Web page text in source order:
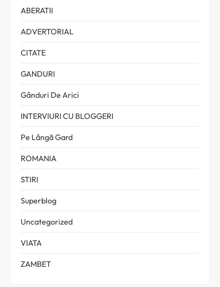
ABERATII
ADVERTORIAL
CITATE
GANDURI
Gânduri De Arici
INTERVIURI CU BLOGGERI
Pe Lângă Gard
ROMANIA
STIRI
Superblog
Uncategorized
VIATA
ZAMBET